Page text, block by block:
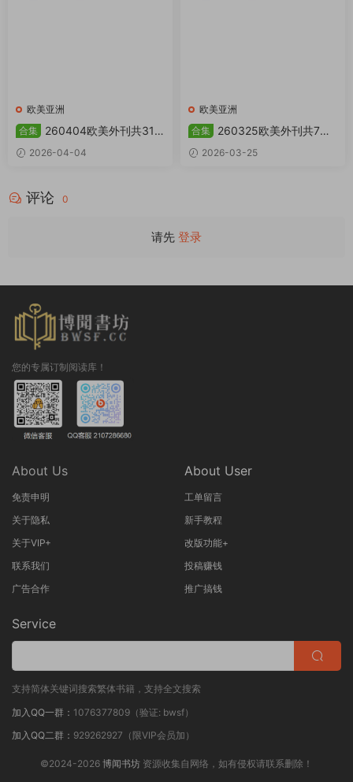
欧美亚洲
合集
260404欧美外刊共31
本合集 PDF
2026-04-04
欧美亚洲
合集
260325欧美外刊共7本
合集 PDF
2026-03-25
评论 0
请先 登录
您的专属订制阅读库！
About Us
免责申明
关于隐私
关于VIP+
联系我们
广告合作
About User
工单留言
新手教程
改版功能+
投稿赚钱
推广搞钱
Service
支持简体关键词搜索繁体书籍，支持全文搜索
加入QQ一群： 1076377809（验证: bwsf）
加入QQ二群： 929262927（限VIP会员加）
©2024-2026 博闻书坊 资源收集自网络，如有侵权请联系删除！